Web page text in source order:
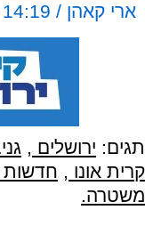
ארי קאהן / 14:19 15.12.25
תגים: ירושלים ,
קרית אונו , חדשות
משטרה.